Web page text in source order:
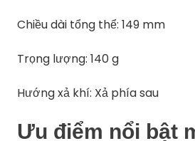
Chiều dài tổng thể: 149 mm
Trọng lượng: 140 g
Hướng xả khí: Xả phía sau
Ưu điểm nổi bật